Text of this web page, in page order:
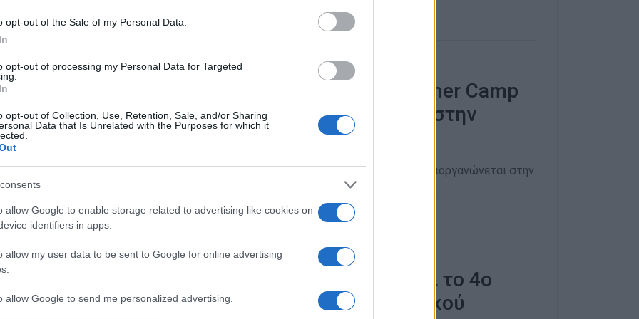
opt-out of the Sale of my Personal Data.
opt-out of processing my Personal Data for Targeted
opt-out of Collection, Use, Retention, Sale, and/or Sharing
Data that Is Unrelated with the Purposes for which it
allow Google to enable storage related to advertising like cookies on
identifiers in apps.
allow my user data to be sent to Google for online advertising
allow Google to send me personalized advertising.
22 ΙΟΥΛΊΟΥ 2020 /14:32
Generation Europe ECO, ένα εφηβικό Summer Camp
για την περιβαλλοντική ευαισθητοποίηση στην
Η ομάδα του Generation Europe Vonitsa συμμετέχει στο Summer Camp που διοργανώνεται στην
Κέρκυρα, από 22/7 εως 2/8, με στόχο την περιβαλλοντική ευαισθητοποίηση
18 ΙΟΥΝΊΟΥ 2020/17:01
Ξεκινούν το Σάββατο (20/6) οι αιτήσεις για το 4ο
Summer Camp του Κερκυραϊκού Γυμναστικού